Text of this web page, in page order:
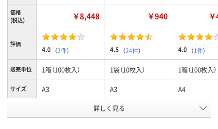
価格
(税込)
￥8,448 ￥940
評価
4.0 （2件） 4.5 （24件） 4.0 （1件）
販売単位 1箱（100枚入） 1袋（10枚入） 1箱（100枚入）
サイズ A3 A3 A4
横型タテ書き 横型タテ書き
詳しく見る